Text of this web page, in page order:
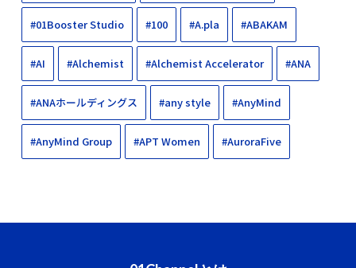
#01Booster Studio #100 #A.pla #ABAKAM
#AI #Alchemist #Alchemist Accelerator #ANA
#ANAホールディングス #any style #AnyMind
#AnyMind Group #APT Women #AuroraFive